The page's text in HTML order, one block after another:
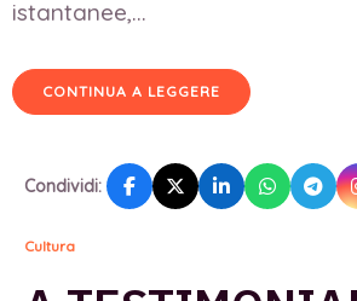
istantanee,...
CONTINUA A LEGGERE
Condividi:
Cultura